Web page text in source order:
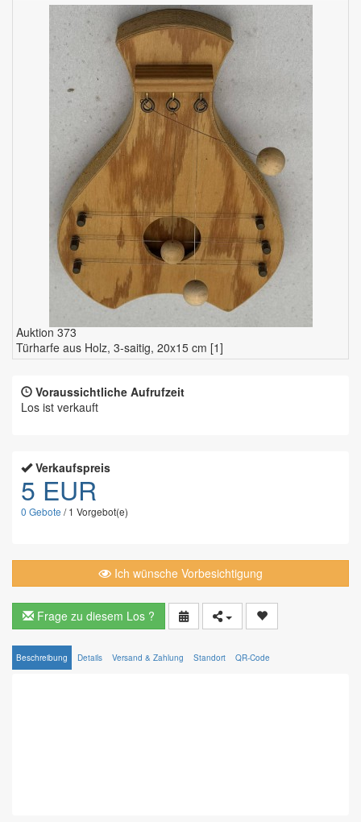
Auktion 373
Türharfe aus Holz, 3-saitig, 20x15 cm [1]
Voraussichtliche Aufrufzeit
Los ist verkauft
Verkaufspreis
5 EUR
0 Gebote /1 Vorgebot(e)
Ich wünsche Vorbesichtigung
Frage zu diesem Los ?
Beschreibung Details Versand & Zahlung Standort QR-Code